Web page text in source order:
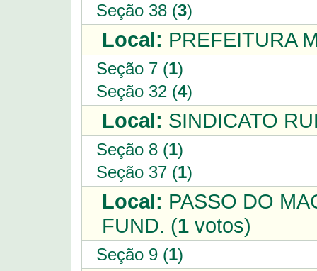
Seção 38 (3)
Local: PREFEITURA
Seção 7 (1)
Seção 32 (4)
Local: SINDICATO
Seção 8 (1)
Seção 37 (1)
Local: PASSO DO
FUND. (1 votos)
Seção 9 (1)